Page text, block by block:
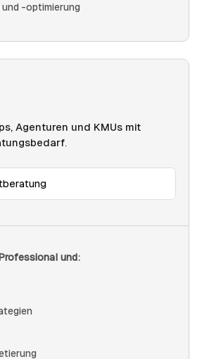
-optimierung
Agenturen und KMUs mit
und: